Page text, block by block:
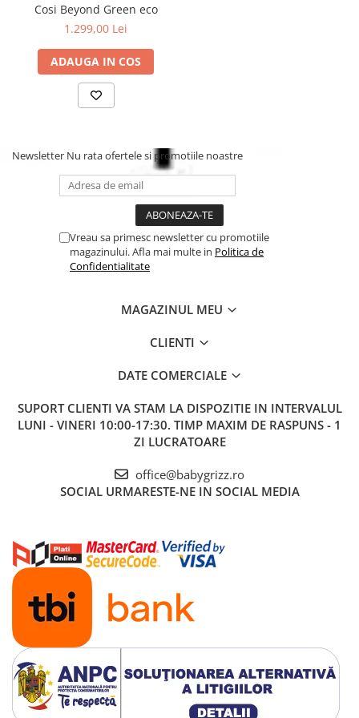
Cosi Beyond Green eco
1.299,00 Lei
ADAUGA IN COS
Newsletter Nu rata ofertele si promotiile noastre
Vreau sa primesc newsletter cu promotiile
magazinului. Afla mai multe in Politica de
Confidentialitate
MAGAZINUL MEU
CLIENTI
DATE COMERCIALE
SUPORT CLIENTI VA STAM LA DISPOZITIE IN INTERVALUL
LUNI - VINERI 10:00-17:30. TIMP MAXIM DE RASPUNS - 1
ZI LUCRATOARE
office@babygrizz.ro
SOCIAL URMARESTE-NE IN SOCIAL MEDIA